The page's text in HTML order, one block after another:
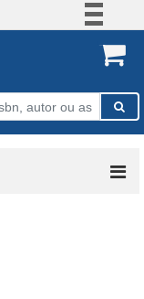
Participe